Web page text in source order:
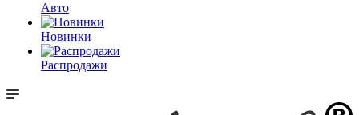
Авто
Новинки
Распродажи